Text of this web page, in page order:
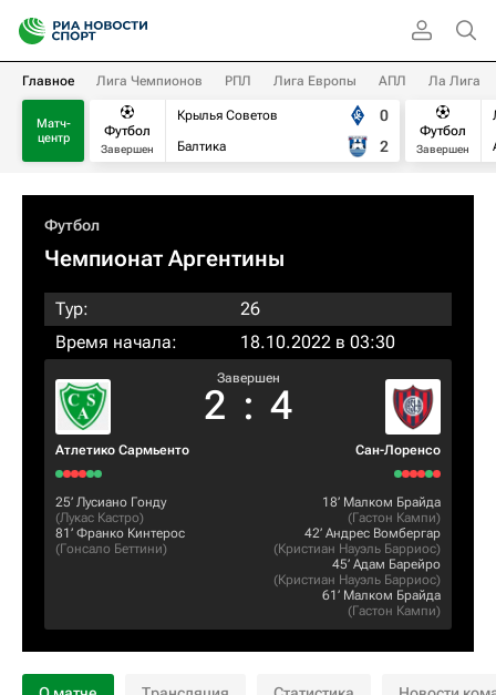
Главное Лига Чемпионов РПЛ Лига Европы АПЛ Ла Лига
Матч-
центр
Футбол
Завершен
Крылья Советов
Балтика
0
2
Футбол
Завершен
Футбол
Чемпионат Аргентины
Тур:
26
Время начала:
18.10.2022 в 03:30
Атлетико Сармьенто
Завершен
2 : 4
Сан-Лоренсо
25‎’‎ Лусиано Гонду
(Лукас Кастро)
81‎’‎ Франко Кинтерос
(Гонсало Беттини)
18‎’‎ Малком Брайда
(Гастон Кампи)
42‎’‎ Андрес Вомбергар
(Кристиан Науэль Барриос)
45‎’‎ Адам Барейро
(Кристиан Науэль Барриос)
61‎’‎ Малком Брайда
(Гастон Кампи)